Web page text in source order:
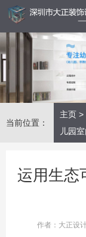
当前位置：
主页 >
儿园
运用生态
作者：大正设